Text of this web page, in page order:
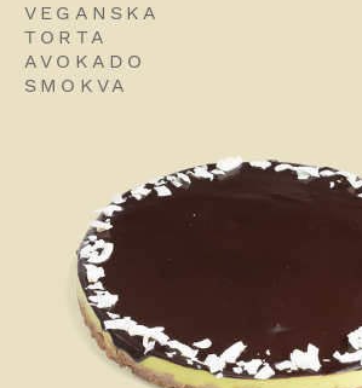
VEGANSKA
TORTA
AVOKADO
SMOKVA